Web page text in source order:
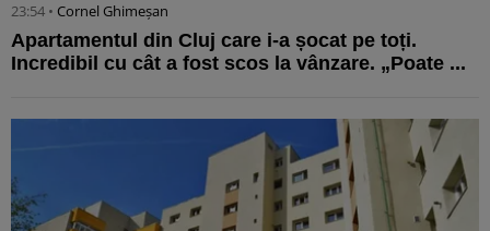
23:54 • Cornel Ghimeșan
Apartamentul din Cluj care i-a șocat pe toți.
Incredibil cu cât a fost scos la vânzare. „Poate ...